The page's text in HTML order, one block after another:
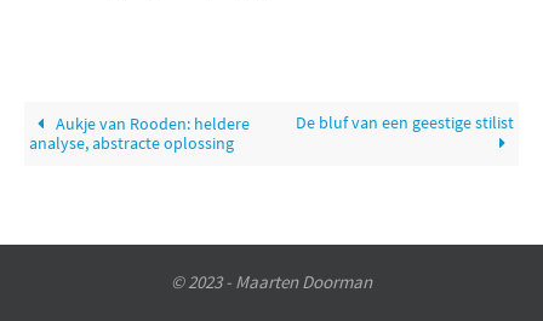
Aukje van Rooden: heldere
analyse, abstracte oplossing
De bluf van een geestige stilist
© 2023 - Maarten Doorman